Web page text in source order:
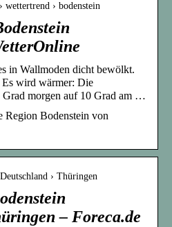
› bodenstein
in Wallmoden dicht bewölkt.
wird wärmer: Die
Grad morgen auf 10 Grad am …
Region Bodenstein von
› Thüringen
– Foreca.de